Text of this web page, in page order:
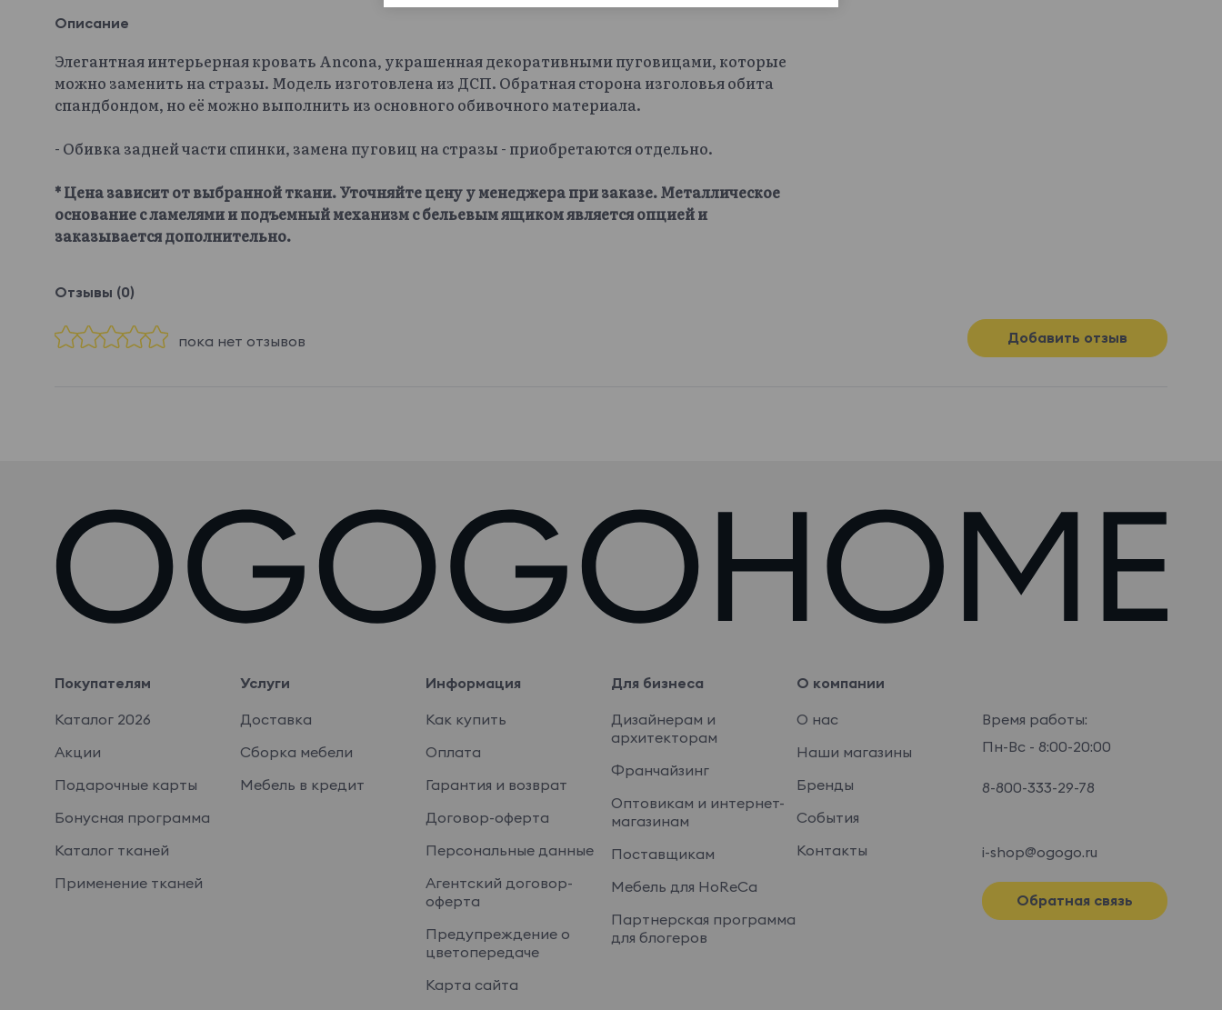
Описание
Элегантная интерьерная кровать Ancona, украшенная декоративными пуговицами, которые
можно заменить на стразы. Модель изготовлена из ДСП. Обратная сторона изголовья обита
спандбондом, но её можно выполнить из основного обивочного материала.
- Обивка задней части спинки, замена пуговиц на стразы - приобретаются отдельно.
* Цена зависит от выбранной ткани. Уточняйте цену у менеджера при заказе. Металлическое
основание с ламелями и подъемный механизм с бельевым ящиком является опцией и
заказывается дополнительно.
Отзывы (0)
пока нет отзывов Добавить отзыв
Покупателям
Каталог 2026
Акции
Подарочные карты
Бонусная программа
Каталог тканей
Применение тканей
Услуги
Доставка
Сборка мебели
Мебель в кредит
Информация
Как купить
Оплата
Гарантия и возврат
Договор-оферта
Персональные данные
Агентский договор-
оферта
Предупреждение о
цветопередаче
Карта сайта
Для бизнеса
Дизайнерам и
архитекторам
Франчайзинг
Оптовикам и интернет-
магазинам
Поставщикам
Мебель для HoReCa
Партнерская программа
для блогеров
О компании
О нас
Наши магазины
Бренды
События
Контакты
Время работы:
Пн-Вс - 8:00-20:00
8-800-333-29-78
i-shop@ogogo.ru
Обратная связь